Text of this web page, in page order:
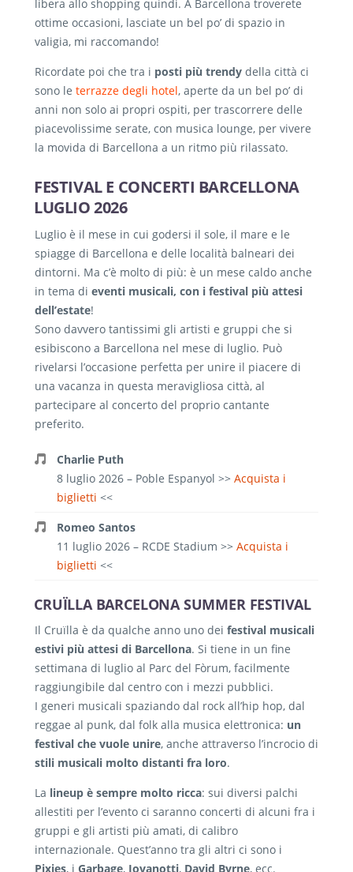
libera allo shopping quindi. A Barcellona troverete
ottime occasioni, lasciate un bel po’ di spazio in
valigia, mi raccomando!
Ricordate poi che tra i posti più trendy della città ci
sono le terrazze degli hotel, aperte da un bel po’ di
anni non solo ai propri ospiti, per trascorrere delle
piacevolissime serate, con musica lounge, per vivere
la movida di Barcellona a un ritmo più rilassato.
FESTIVAL E CONCERTI BARCELLONA
LUGLIO 2026
Luglio è il mese in cui godersi il sole, il mare e le
spiagge di Barcellona e delle località balneari dei
dintorni. Ma c’è molto di più: è un mese caldo anche
in tema di eventi musicali, con i festival più attesi
dell’estate!
Sono davvero tantissimi gli artisti e gruppi che si
esibiscono a Barcellona nel mese di luglio. Può
rivelarsi l’occasione perfetta per unire il piacere di
una vacanza in questa meravigliosa città, al
partecipare al concerto del proprio cantante
preferito.
Charlie Puth
8 luglio 2026 – Poble Espanyol >> Acquista i
biglietti <<
Romeo Santos
11 luglio 2026 – RCDE Stadium >> Acquista i
biglietti <<
CRUÏLLA BARCELONA SUMMER FESTIVAL
Il Cruïlla è da qualche anno uno dei festival musicali
estivi più attesi di Barcellona. Si tiene in un fine
settimana di luglio al Parc del Fòrum, facilmente
raggiungibile dal centro con i mezzi pubblici.
I generi musicali spaziando dal rock all’hip hop, dal
reggae al punk, dal folk alla musica elettronica: un
festival che vuole unire, anche attraverso l’incrocio di
stili musicali molto distanti fra loro.
La lineup è sempre molto ricca: sui diversi palchi
allestiti per l’evento ci saranno concerti di alcuni fra i
gruppi e gli artisti più amati, di calibro
internazionale. Quest’anno tra gli altri ci sono i
Pixies, i Garbage, Jovanotti, David Byrne, ecc.